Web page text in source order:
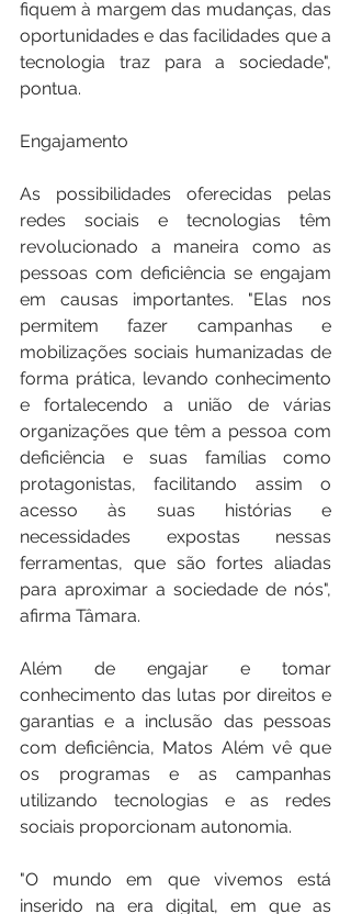
fiquem à margem das mudanças, das
oportunidades e das facilidades que a
tecnologia traz para a sociedade",
pontua.
Engajamento
As possibilidades oferecidas pelas
redes sociais e tecnologias têm
revolucionado a maneira como as
pessoas com deficiência se engajam
em causas importantes. "Elas nos
permitem fazer campanhas e
mobilizações sociais humanizadas de
forma prática, levando conhecimento
e fortalecendo a união de várias
organizações que têm a pessoa com
deficiência e suas famílias como
protagonistas, facilitando assim o
acesso às suas histórias e
necessidades expostas nessas
ferramentas, que são fortes aliadas
para aproximar a sociedade de nós",
afirma Tâmara.
Além de engajar e tomar
conhecimento das lutas por direitos e
garantias e a inclusão das pessoas
com deficiência, Matos Além vê que
os programas e as campanhas
utilizando tecnologias e as redes
sociais proporcionam autonomia.
"O mundo em que vivemos está
inserido na era digital, em que as